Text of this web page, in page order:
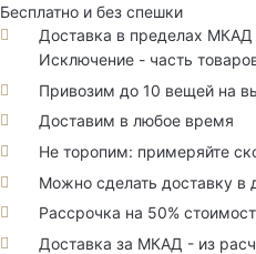
Бесплатно и без спешки
Доставка в пределах МКАД
Исключение - часть
Привозим до 10 вещей на
Доставим в любое время
Не торопим: примеряйте
Можно сделать доставку в
Рассрочка на 50%
Доставка за МКАД - из